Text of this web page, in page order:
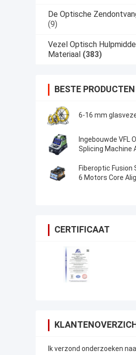
De Optische
(9)
Vezel Optisch
Materiaal (383)
BESTE PRODUCTEN
6-16 mm
Ingebouwde VFL
Splicing Machine
Splicer
Fiberoptic Fusion
6 Motors Core
CERTIFICAAT
Ik verzond onderzoeken